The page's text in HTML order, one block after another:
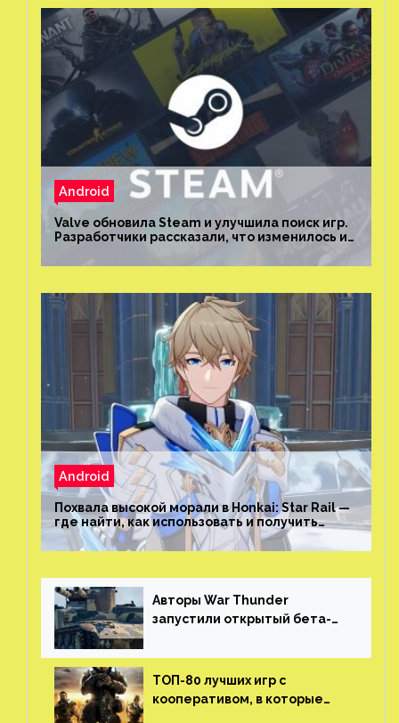
Android
Valve обновила Steam и улучшила поиск игр.
Разработчики рассказали, что изменилось и
Android
Похвала высокой морали в Honkai: Star Rail —
где найти, как использовать и получить
скрытые достижения
Авторы War Thunder
запустили открытый бета-
трейлер и скриншоты
ТОП-80 лучших игр с
кооперативом, в которые